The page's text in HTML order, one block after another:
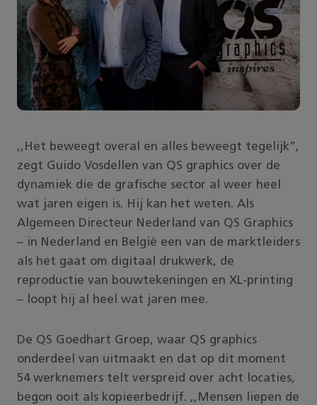
,,Het beweegt overal en alles beweegt tegelijk”,
zegt Guido Vosdellen van QS graphics over de
dynamiek die de grafische sector al weer heel
wat jaren eigen is. Hij kan het weten. Als
Algemeen Directeur Nederland van QS Graphics
– in Nederland en België een van de marktleiders
als het gaat om digitaal drukwerk, de
reproductie van bouwtekeningen en XL-printing
– loopt hij al heel wat jaren mee.
De QS Goedhart Groep, waar QS graphics
onderdeel van uitmaakt en dat op dit moment
54 werknemers telt verspreid over acht locaties,
begon ooit als kopieerbedrijf. ,,Mensen liepen de